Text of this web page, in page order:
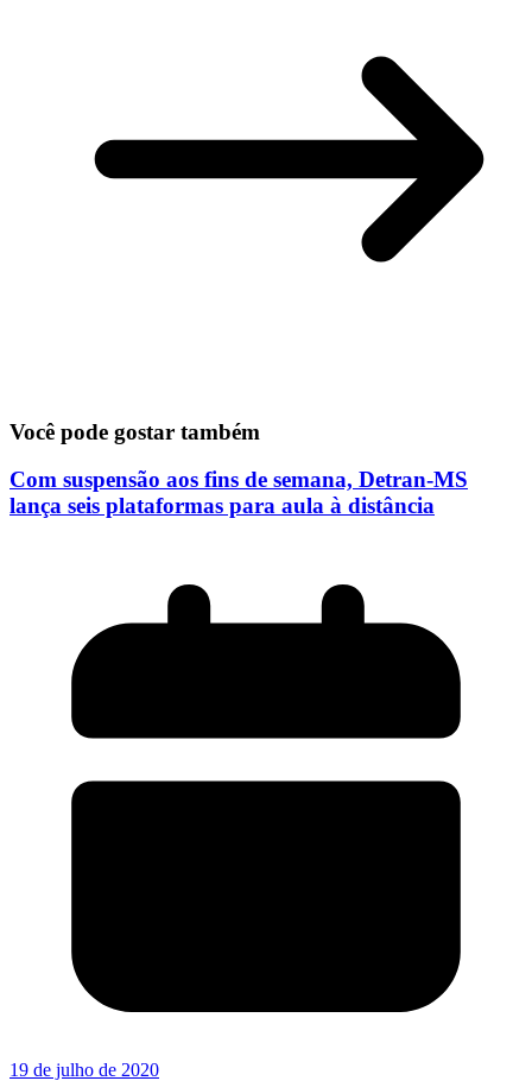
Você pode gostar também
Com suspensão aos fins de semana, Detran-MS
lança seis plataformas para aula à distância
19 de julho de 2020